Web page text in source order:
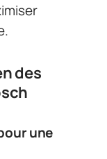
des
une